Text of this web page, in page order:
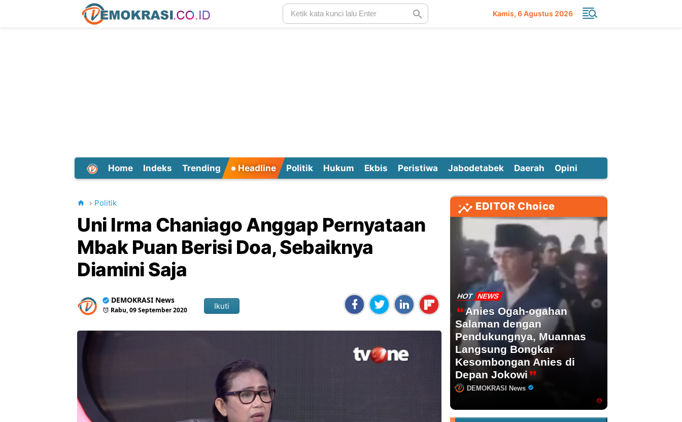
Kamis 6 Agustus 2026
Home Indeks Trending Headline Politik Hukum Ekbis Peristiwa Jabodetabek Daerah Opini
Politik
Uni Irma Chaniago Anggap Pernyataan
Mbak Puan Berisi Doa, Sebaiknya
Diamini Saja
DEMOKRASI News
Rabu, 09 September 2020 Ikuti
EDITOR Choice
HOT NEWS
Anies Ogah-ogahan
Salaman dengan
Pendukungnya, Muannas
Langsung Bongkar
Kesombongan Anies di
Depan Jokowi
DEMOKRASI News